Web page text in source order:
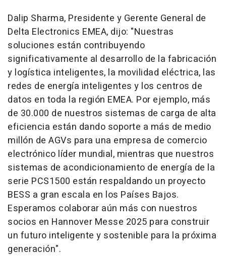
Dalip Sharma, Presidente y Gerente General de
Delta Electronics EMEA, dijo: "Nuestras
soluciones están contribuyendo
significativamente al desarrollo de la fabricación
y logística inteligentes, la movilidad eléctrica, las
redes de energía inteligentes y los centros de
datos en toda la región EMEA. Por ejemplo, más
de 30.000 de nuestros sistemas de carga de alta
eficiencia están dando soporte a más de medio
millón de AGVs para una empresa de comercio
electrónico líder mundial, mientras que nuestros
sistemas de acondicionamiento de energía de la
serie PCS1500 están respaldando un proyecto
BESS a gran escala en los Países Bajos.
Esperamos colaborar aún más con nuestros
socios en Hannover Messe 2025 para construir
un futuro inteligente y sostenible para la próxima
generación".